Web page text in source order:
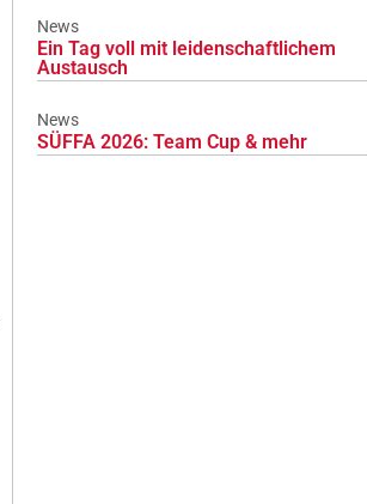
News
Ein Tag voll mit leidenschaftlichem
Austausch
News
SÜFFA 2026: Team Cup & mehr